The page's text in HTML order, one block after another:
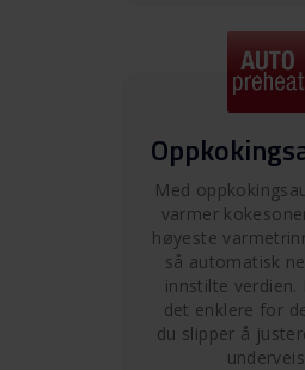
Med
varmer
høyeste
så automatisk
innstilte
det enklere for
du slipper å